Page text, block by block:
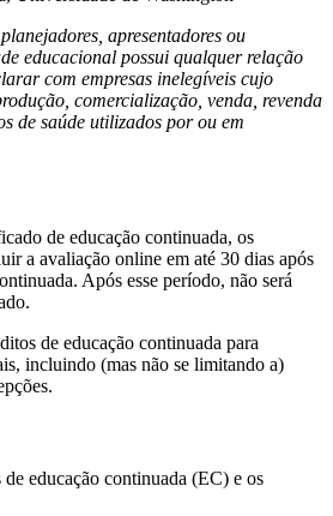
apresentadores ou
educacional possui qualquer relação
com empresas inelegíveis cujo
comercialização, venda, revenda
de saúde utilizados por ou em
de educação continuada, os
a avaliação online em até 30 dias após
Após esse período, não será
de educação continuada para
incluindo (mas não se limitando a)
educação continuada (EC) e os